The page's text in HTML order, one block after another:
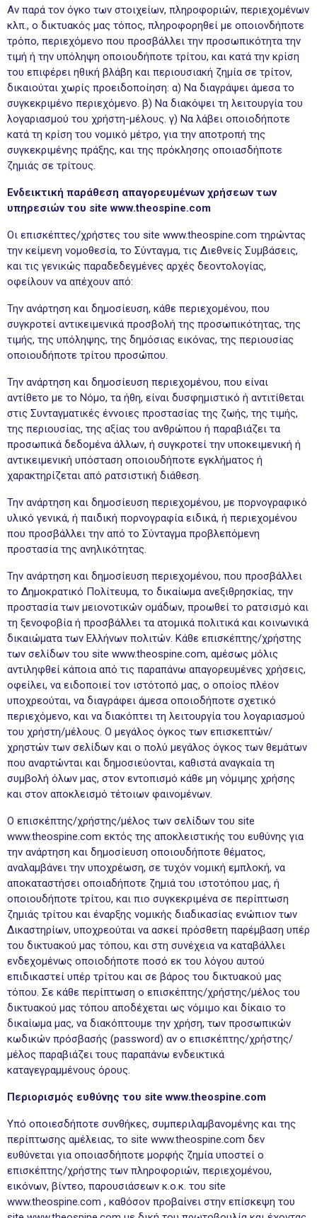
Αν παρά τον όγκο των στοιχείων, πληροφοριών, περιεχομένων
κλπ., ο δικτυακός μας τόπος, πληροφορηθεί με οποιονδήποτε
τρόπο, περιεχόμενο που προσβάλλει την προσωπικότητα την
τιμή ή την υπόληψη οποιουδήποτε τρίτου, και κατά την κρίση
του επιφέρει ηθική βλάβη και περιουσιακή ζημία σε τρίτον,
δικαιούται χωρίς προειδοποίηση: α) Να διαγράψει άμεσα το
συγκεκριμένο περιεχόμενο. β) Να διακόψει τη λειτουργία του
λογαριασμού του χρήστη-μέλους. γ) Να λάβει οποιοδήποτε
κατά τη κρίση του νομικό μέτρο, για την αποτροπή της
συγκεκριμένης πράξης, και της πρόκλησης οποιασδήποτε
ζημιάς σε τρίτους.
Ενδεικτική παράθεση απαγορευμένων χρήσεων των
υπηρεσιών του site www.theospine.com
Οι επισκέπτες/χρήστες του site www.theospine.com τηρώντας
την κείμενη νομοθεσία, το Σύνταγμα, τις Διεθνείς Συμβάσεις,
και τις γενικώς παραδεδεγμένες αρχές δεοντολογίας,
οφείλουν να απέχουν από:
Την ανάρτηση και δημοσίευση, κάθε περιεχομένου, που
συγκροτεί αντικειμενικά προσβολή της προσωπικότητας, της
τιμής, της υπόληψης, της δημόσιας εικόνας, της περιουσίας
οποιουδήποτε τρίτου προσώπου.
Την ανάρτηση και δημοσίευση περιεχομένου, που είναι
αντίθετο με το Νόμο, τα ήθη, είναι δυσφημιστικό ή αντιτίθεται
στις Συνταγματικές έννοιες προστασίας της ζωής, της τιμής,
της περιουσίας, της αξίας του ανθρώπου ή παραβιάζει τα
προσωπικά δεδομένα άλλων, ή συγκροτεί την υποκειμενική ή
αντικειμενική υπόσταση οποιουδήποτε εγκλήματος ή
χαρακτηρίζεται από ρατσιστική διάθεση.
Την ανάρτηση και δημοσίευση περιεχομένου, με πορνογραφικό
υλικό γενικά, ή παιδική πορνογραφία ειδικά, ή περιεχομένου
που προσβάλλει την από το Σύνταγμα προβλεπόμενη
προστασία της ανηλικότητας.
Την ανάρτηση και δημοσίευση περιεχομένου, που προσβάλλει
το Δημοκρατικό Πολίτευμα, το δικαίωμα ανεξιθρησκίας, την
προστασία των μειονοτικών ομάδων, προωθεί το ρατσισμό και
τη ξενοφοβία ή προσβάλλει τα ατομικά πολιτικά και κοινωνικά
δικαιώματα των Ελλήνων πολιτών. Κάθε επισκέπτης/χρήστης
των σελίδων του site www.theospine.com, αμέσως μόλις
αντιληφθεί κάποια από τις παραπάνω απαγορευμένες χρήσεις,
οφείλει, να ειδοποιεί τον ιστότοπό μας, ο οποίος πλέον
υποχρεούται, να διαγράφει άμεσα οποιοδήποτε σχετικό
περιεχόμενο, και να διακόπτει τη λειτουργία του λογαριασμού
του χρήστη/μέλους. Ο μεγάλος όγκος των επισκεπτών/
χρηστών των σελίδων και ο πολύ μεγάλος όγκος των θεμάτων
που αναρτώνται και δημοσιεύονται, καθιστά αναγκαία τη
συμβολή όλων μας, στον εντοπισμό κάθε μη νόμιμης χρήσης
και στον αποκλεισμό τέτοιων φαινομένων.
Ο επισκέπτης/χρήστης/μέλος των σελίδων του site
www.theospine.com εκτός της αποκλειστικής του ευθύνης για
την ανάρτηση και δημοσίευση οποιουδήποτε θέματος,
αναλαμβάνει την υποχρέωση, σε τυχόν νομική εμπλοκή, να
αποκαταστήσει οποιαδήποτε ζημιά του ιστοτόπου μας, ή
οποιουδήποτε τρίτου, και πιο συγκεκριμένα σε περίπτωση
ζημιάς τρίτου και έναρξης νομικής διαδικασίας ενώπιον των
Δικαστηρίων, υποχρεούται να ασκεί πρόσθετη παρέμβαση υπέρ
του δικτυακού μας τόπου, και στη συνέχεια να καταβάλλει
ενδεχομένως οποιοδήποτε ποσό εκ του λόγου αυτού
επιδικαστεί υπέρ τρίτου και σε βάρος του δικτυακού μας
τόπου. Σε κάθε περίπτωση ο επισκέπτης/χρήστης/μέλος του
δικτυακού μας τόπου αποδέχεται ως νόμιμο και δίκαιο το
δικαίωμα μας, να διακόπτουμε την χρήση, των προσωπικών
κωδικών πρόσβασής (password) αν ο επισκέπτης/χρήστης/
μέλος παραβιάζει τους παραπάνω ενδεικτικά
καταγεγραμμένους όρους.
Περιορισμός ευθύνης του site www.theospine.com
Υπό οποιεσδήποτε συνθήκες, συμπεριλαμβανομένης και της
περίπτωσης αμέλειας, το site www.theospine.com δεν
ευθύνεται για οποιασδήποτε μορφής ζημία υποστεί ο
επισκέπτης/χρήστης των πληροφοριών, περιεχομένου,
εικόνων, βίντεο, παρουσιάσεων κ.ο.κ. του site
www.theospine.com , καθόσον προβαίνει στην επίσκεψη του